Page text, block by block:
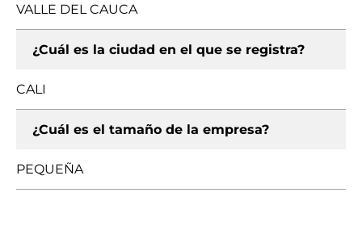
VALLE DEL CAUCA
¿Cuál es la ciudad en el que se registra?
CALI
¿Cuál es el tamaño de la empresa?
PEQUEÑA